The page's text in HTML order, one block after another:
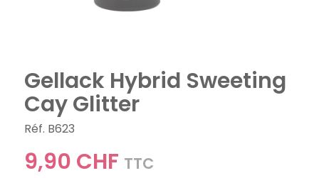
Gellack Hybrid Sweeting
Cay Glitter
Réf. B623
9,90 CHF TTC